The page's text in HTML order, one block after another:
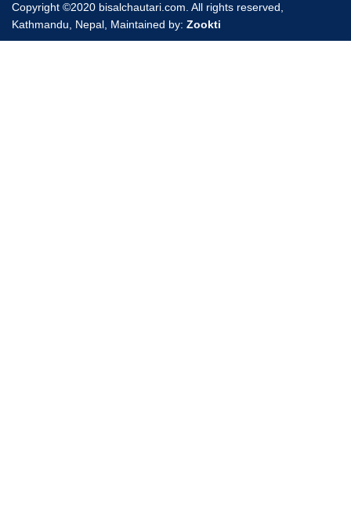
Copyright ©2020 bisalchautari.com. All rights reserved,
Kathmandu, Nepal, Maintained by: Zookti